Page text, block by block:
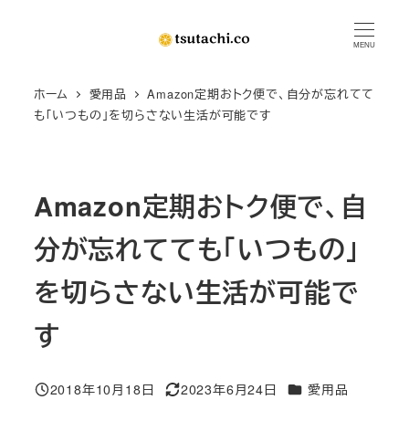
MENU
ホーム 愛用品
Amazon定期おトク便で、自分が忘れてて
も「いつもの」を切らさない生活が可能です
Amazon定期おトク便で、自
分が忘れてても「いつもの」
を切らさない生活が可能で
す
投稿日
2018年10月18日
更新日
2023年6月24日 カテゴリー
愛用品